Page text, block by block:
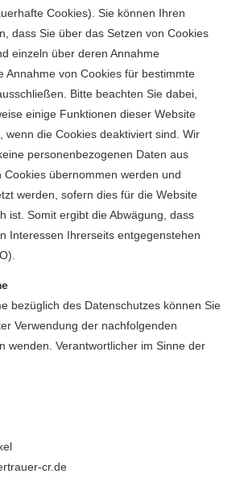
Cookies). Sie können Ihren
dass Sie über das Setzen von Cookies
einzeln über deren Annahme
Annahme von Cookies für bestimmte
Bitte beachten Sie dabei,
einige Funktionen dieser Website
wenn die Cookies deaktiviert sind. Wir
personenbezogenen Daten aus
Cookies übernommen werden und
werden, sofern dies für die Website
ist. Somit ergibt die Abwägung, dass
Interessen Ihrerseits entgegenstehen
bezüglich des Datenschutzes können Sie
Verwendung der nachfolgenden
wenden. Verantwortlicher im Sinne der
cr.de